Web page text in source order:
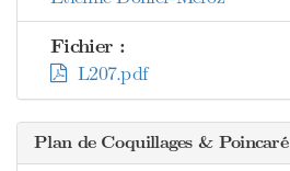
Fichier :
L207.pdf
Plan de Coquillages & Poincaré